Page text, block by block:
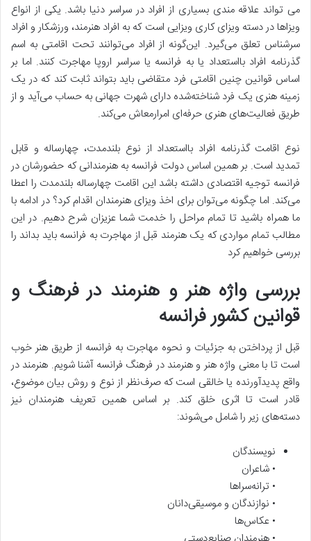
می تواند علاقه مندی بسیاری از افراد در سراسر دنیا باشد. یکی از انواع
ویزاها در دسته ویزای کاری ویزایی است که به افراد هنرمند، ورزشکار و افراد
سرشناس تعلق می‌گیرد. این‌گونه از افراد می‌توانند تحت اقامتی به اسم
گذرنامه افراد بااستعداد یا به فرانسه یا سراسر اروپا مهاجرت کنند. اما بر
اساس قوانین چنین اقامتی فرد متقاضی باید بتواند ثابت کند که در یک
زمینه هنری یک فرد شناخته‌شده دارای شهرت جهانی به ‌حساب می‌آید و از
طریق فعالیت‌های هنری حرفه‌ای امرارمعاش می‌کند.
نوع اقامت گذرنامه افراد بااستعداد از نوع بلندمدت، چهارساله و قابل
تمدید است. بر همین اساس دولت فرانسه به هنرمندانی که حضورشان در
فرانسه توجیه اقتصادی داشته باشد این اقامت چهارساله بلندمدت را اعطا
می‌کند. اما چگونه می‌توان برای اخذ ویزای هنرمندان اقدام کرد؟ در ادامه با
ما همراه باشید تا تمام مراحل را خدمت شما عزیزان شرح دهیم. در این
مطالب تمام مواردی که یک هنرمند قبل از مهاجرت به فرانسه باید بداند را
بررسی خواهیم کرد
بررسی واژه هنر و هنرمند در فرهنگ و
قوانین کشور فرانسه
قبل از پرداختن به جزئیات و نحوه مهاجرت به فرانسه از طریق هنر خوب
است تا با معنی واژه هنر و هنرمند در فرهنگ فرانسه آشنا شویم. هنرمند در
واقع پدیدآورنده یا خالقی است که صرف‌نظر از نوع و روش بیان موضوع،
قادر است تا اثری خلق کند. بر اساس همین تعریف هنرمندان نیز
دسته‌های زیر را شامل می‌شوند:
نویسندگان
• شاعران
• ترانه‌سراها
• نوازندگان و موسیقی‌دانان
• عکاس‌ها